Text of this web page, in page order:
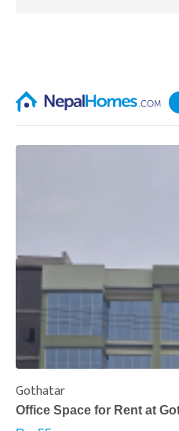
Gothatar
Office Space for Rent at